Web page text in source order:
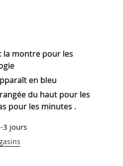
la montre pour les
en bleu
du haut pour les
pour les minutes .
3 jours